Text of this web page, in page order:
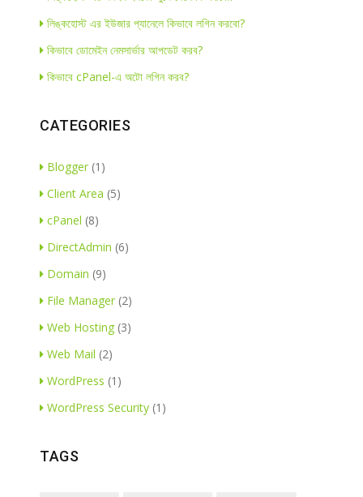
লিঙ্কহোস্ট এর ইউজার প্যানেলে কিভাবে লগিন করবো?
কিভাবে ডোমেইন নেমসার্ভার আপডেট করব?
কিভাবে cPanel-এ অটো লগিন করব?
CATEGORIES
Blogger (1)
Client Area (5)
cPanel (8)
DirectAdmin (6)
Domain (9)
File Manager (2)
Web Hosting (3)
Web Mail (2)
WordPress (1)
WordPress Security (1)
TAGS